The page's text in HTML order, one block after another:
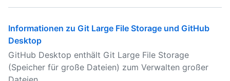
Informationen zu Git Large File Storage und GitHub
Desktop
GitHub Desktop enthält Git Large File Storage
(Speicher für große Dateien) zum Verwalten großer